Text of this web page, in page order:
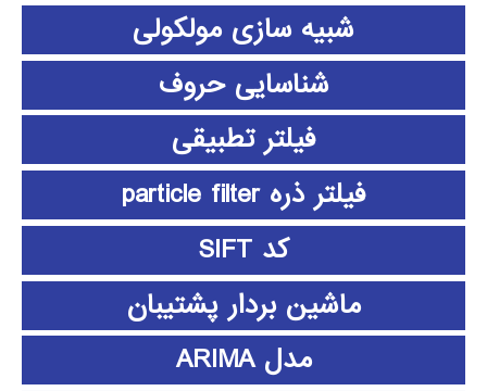
شبیه سازی مولکولی
شناسایی حروف
فیلتر تطبیقی
فیلتر ذره particle filter
کد SIFT
ماشین بردار پشتیبان
مدل ARIMA